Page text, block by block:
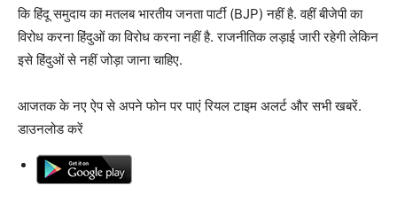
कि हिंदू समुदाय का मतलब भारतीय जनता पार्टी (BJP) नहीं है. वहीं बीजेपी का
विरोध करना हिंदुओं का विरोध करना नहीं है. राजनीतिक लड़ाई जारी रहेगी लेकिन
इसे हिंदुओं से नहीं जोड़ा जाना चाहिए.
आजतक के नए ऐप से अपने फोन पर पाएं रियल टाइम अलर्ट और सभी खबरें.
डाउनलोड करें